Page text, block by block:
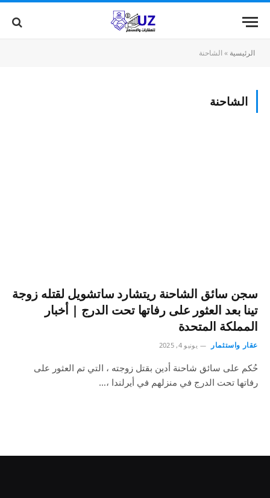
الرئيسية » الشاحنة
الشاحنة
سجن سائق الشاحنة ريتشارد ساتشويل لقتله زوجة
تينا بعد العثور على رفاتها تحت الدرج | أخبار
المملكة المتحدة
عقار واستثمار يونيو 4, 2025
حُكم على سائق شاحنة أدين بقتل زوجته ، التي تم العثور على
رفاتها تحت الدرج في منزلهم في أيرلندا ،…